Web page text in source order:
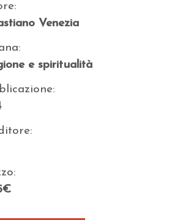
Venezia
e spiritualità